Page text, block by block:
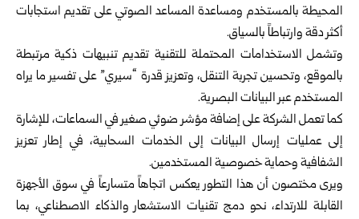
المحيطة بالمستخدم ومساعدة المساعد الصوتي على تقديم استجابات
أكثر دقة وارتباطاً بالسياق.
وتشمل الاستخدامات المحتملة للتقنية تقديم تنبيهات ذكية مرتبطة
بالموقع، وتحسين تجربة التنقل، وتعزيز قدرة “سيري” على تفسير ما يراه
المستخدم عبر البيانات البصرية.
كما تعمل الشركة على إضافة مؤشر ضوئي صغير في السماعات، للإشارة
إلى عمليات إرسال البيانات إلى الخدمات السحابية، في إطار تعزيز
الشفافية وحماية خصوصية المستخدمين.
ويرى مختصون أن هذا التطور يعكس اتجاهاً متسارعاً في سوق الأجهزة
القابلة للارتداء، نحو دمج تقنيات الاستشعار والذكاء الاصطناعي، بما